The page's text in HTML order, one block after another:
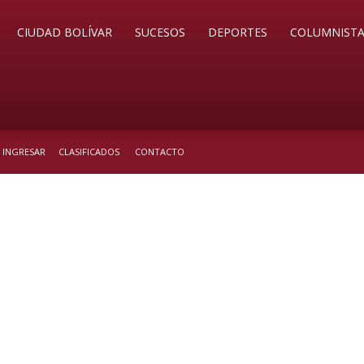
CIUDAD BOLÍVAR SUCESOS DEPORTES
CLASIFICADOS CONTACTO